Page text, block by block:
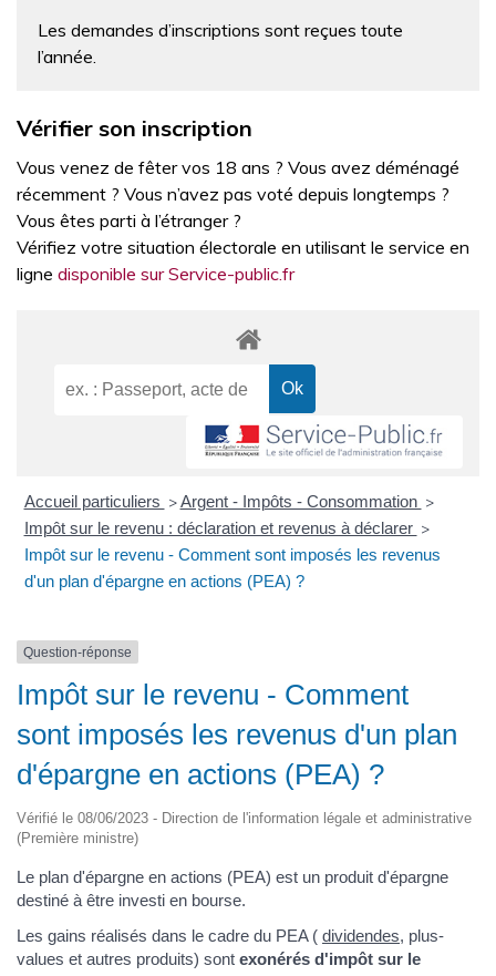
Les demandes d’inscriptions sont reçues toute
l’année.
Vérifier son inscription
Vous venez de fêter vos 18 ans ? Vous avez déménagé
récemment ? Vous n’avez pas voté depuis longtemps ?
Vous êtes parti à l’étranger ?
Vérifiez votre situation électorale en utilisant le service en
ligne disponible sur Service-public.fr
Accueil particuliers > Argent - Impôts - Consommation >
Impôt sur le revenu : déclaration et revenus à déclarer >
Impôt sur le revenu - Comment sont imposés les revenus
d'un plan d'épargne en actions (PEA) ?
Question-réponse
Impôt sur le revenu - Comment
sont imposés les revenus d'un plan
d'épargne en actions (PEA) ?
Vérifié le 08/06/2023 - Direction de l'information légale et administrative
(Première ministre)
Le plan d'épargne en actions (PEA) est un produit d'épargne
destiné à être investi en bourse.
Les gains réalisés dans le cadre du PEA ( dividendes, plus-
values et autres produits) sont exonérés d'impôt sur le